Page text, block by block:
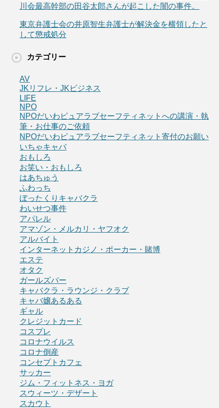
川会最高幹部の田谷太郎さんが起こした闇の事件。
東京弁護士会の井原智生弁護士が解決金を横領したと
して懲戒処分
カテゴリー
AV
JKリフレ・JKビジネス
LIFE
NPO
NPOだいわピュアラブセーフティネットへの講演・執
筆・お仕事のご依頼
NPOだいわピュアラブセーフティネット寄付のお願い
いちゃキャバ
おもしろ
お笑い・おもしろ
はあちゅう
ふわっち
ぼったくりキャバクラ
わいせつ事件
アパレル
アマゾン・メルカリ・ヤフオク
アルバイト
インターネットカジノ・ポーカー・賭博
エステ
オタク
ガールズバー
キャバクラ・ラウンジ・クラブ
キャバ嬢あるある
ギャル
クレジットカード
コスプレ
コロナウイルス
コロナ倒産
コンセプトカフェ
サッカー
ジム・フィットネス・ヨガ
スウィーツ・デザート
スカウト